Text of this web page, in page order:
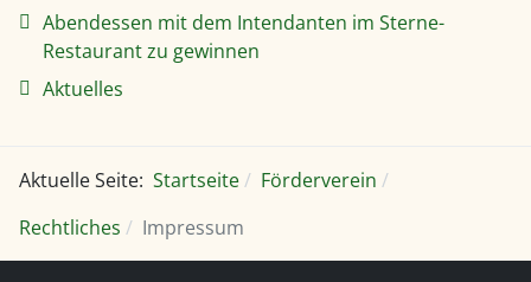
Abendessen mit dem Intendanten im Sterne-
Restaurant zu gewinnen
Aktuelles
Aktuelle Seite: Startseite
Förderverein
Rechtliches
Impressum